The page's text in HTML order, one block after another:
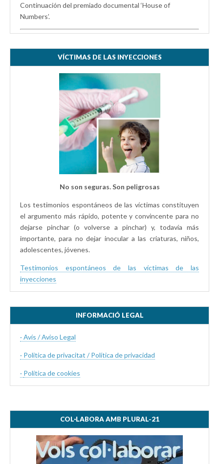
Continuación del premiado documental ‘House of
Numbers’.
VÍCTIMAS DE LAS INYECCIONES
No son seguras. Son peligrosas
Los testimonios espontáneos de las víctimas constituyen
el argumento más rápido, potente y convincente para no
dejarse pinchar (o volverse a pinchar) y, todavía más
importante, para no dejar inocular a las criaturas, niños,
adolescentes, jóvenes.
Testimonios espontáneos de las víctimas de las
inyecciones
INFORMACIÓ LEGAL
· Avís / Aviso Legal
· Politica de privacitat / Política de privacidad
· Política de cookies
COL·LABORA AMB PLURAL-21